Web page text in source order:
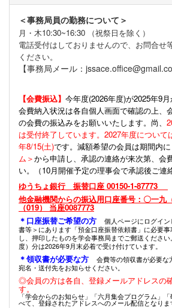
＜事務局員の勤務について＞
月・木10:30~16:30 （祝祭日を除く）
電話受付はしておりませんので、お問合せ
ください。
【事務局メール：
【会費振込】 今年度(2026年度)が2025年9月
会費納入状況は各自個人画面で確認の上、
の会費の振込みをお願いいたします。尚、
は受付終了しています。2027年度について
年8/15(土)です。減額希望の会員は期間内に
ム＞から申請し、承認の連絡が来次第、会
い。（10月開催予定の理事会で承認後ご連
ゆうちょ銀行 振替口座 00150-1-87773
他金融機関からの振込用口座番号：〇一九
（019） 当座0087773
＊口座振替ご希望の方
個人ページにログイ
書等＞にあります「預金口座振替依頼書」に必要
し、押印したものを学会事務局までご郵送くださ
度）分は2026年9月末必着で受け付けています。
＊領収書が必要な方
会費等の領収書が必要
宛名・送付先をお知らせください。
◎会員の方は各自、登録メールアドレスの
す。
「学会からのお知らせ」「六月集会プログラム」
べて、登録されたアドレスへのメール配信となりま